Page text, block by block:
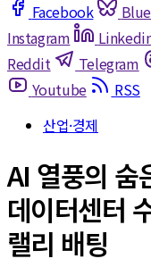
Facebook
Instagram
Reddit
Telegram
Youtube
RSS
산업·경제
AI 열풍의
데이터센터
랠리 배팅